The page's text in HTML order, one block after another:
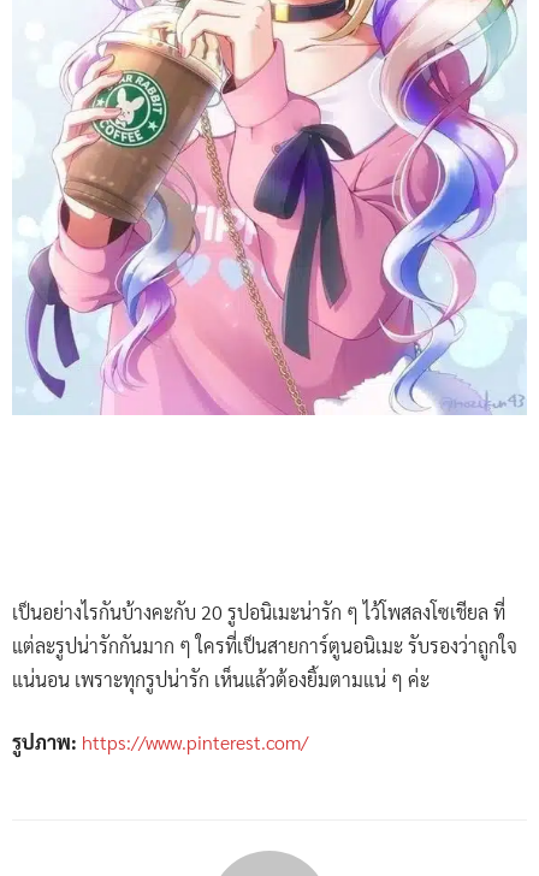
เป็นอย่างไรกันบ้างคะกับ 20 รูปอนิเมะน่ารัก ๆ ไว้โพสลงโซเชียล ที่
แต่ละรูปน่ารักกันมาก ๆ ใครที่เป็นสายการ์ตูนอนิเมะ รับรองว่าถูกใจ
แน่นอน เพราะทุกรูปน่ารัก เห็นแล้วต้องยิ้มตามแน่ ๆ ค่ะ
รูปภาพ: https://www.pinterest.com/